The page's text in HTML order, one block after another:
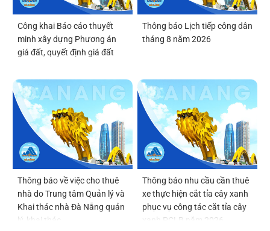
Công khai Báo cáo thuyết
minh xây dựng Phương án
giá đất, quyết định giá đất
Thông báo Lịch tiếp công dân
tháng 8 năm 2026
Thông báo về việc cho thuê
nhà do Trung tâm Quản lý và
Khai thác nhà Đà Nẵng quản
lý, khai thác
Thông báo nhu cầu cần thuê
xe thực hiện cắt tỉa cây xanh
phục vụ công tác cắt tỉa cây
xanh PCLB năm 2026